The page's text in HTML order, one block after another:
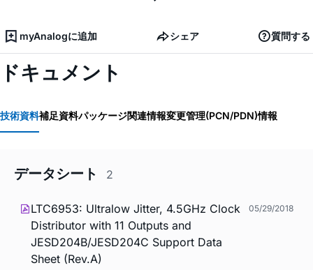
myAnalogに追加 シェア 質問する
ドキュメント
技術資料補足資料パッケージ関連情報変更管理(PCN/PDN)情報
データシート 2
LTC6953: Ultralow Jitter, 4.5GHz Clock
Distributor with 11 Outputs and
JESD204B/JESD204C Support Data
Sheet (Rev.A)
05/29/2018